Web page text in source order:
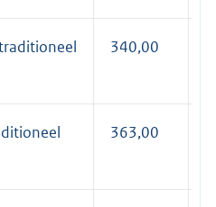
340,00
363,00